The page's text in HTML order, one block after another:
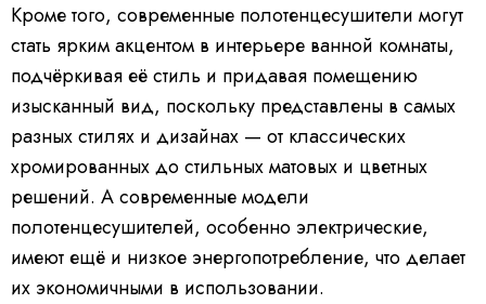
Кроме того, современные полотенцесушители могут
стать ярким акцентом в интерьере ванной комнаты,
подчёркивая её стиль и придавая помещению
изысканный вид, поскольку представлены в самых
разных стилях и дизайнах — от классических
хромированных до стильных матовых и цветных
решений. А современные модели
полотенцесушителей, особенно электрические,
имеют ещё и низкое энергопотребление, что делает
их экономичными в использовании.